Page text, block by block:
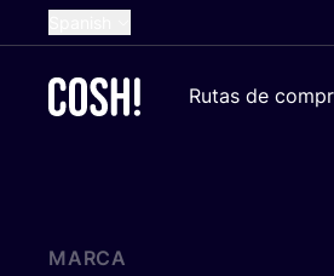
Dutch
Croatian
Rutas de
MARCA